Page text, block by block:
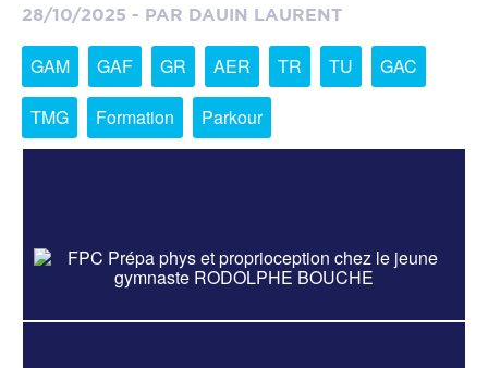
28/10/2025 - PAR DAUIN LAURENT
GAM GAF GR AER TR TU GAC
TMG Formation Parkour